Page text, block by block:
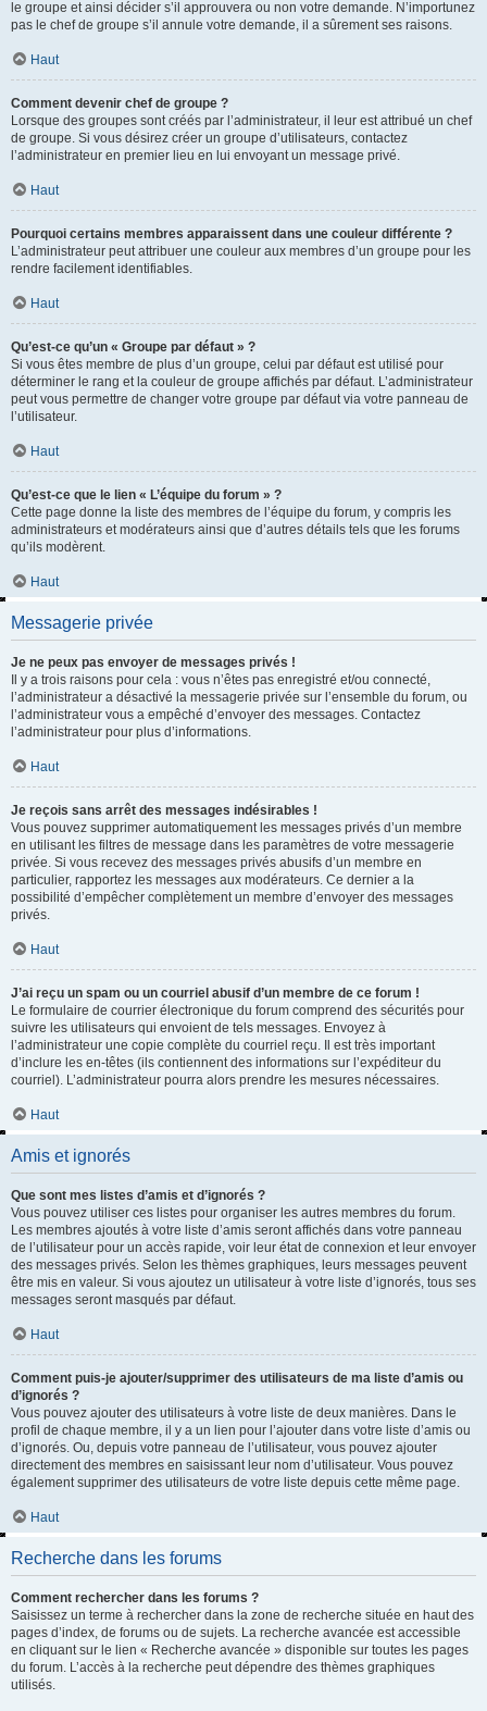
le groupe et ainsi décider s’il approuvera ou non votre demande. N’importunez
pas le chef de groupe s’il annule votre demande, il a sûrement ses raisons.
Haut
Comment devenir chef de groupe ?
Lorsque des groupes sont créés par l’administrateur, il leur est attribué un chef
de groupe. Si vous désirez créer un groupe d’utilisateurs, contactez
l’administrateur en premier lieu en lui envoyant un message privé.
Haut
Pourquoi certains membres apparaissent dans une couleur différente ?
L’administrateur peut attribuer une couleur aux membres d’un groupe pour les
rendre facilement identifiables.
Haut
Qu’est-ce qu’un « Groupe par défaut » ?
Si vous êtes membre de plus d’un groupe, celui par défaut est utilisé pour
déterminer le rang et la couleur de groupe affichés par défaut. L’administrateur
peut vous permettre de changer votre groupe par défaut via votre panneau de
l’utilisateur.
Haut
Qu’est-ce que le lien « L’équipe du forum » ?
Cette page donne la liste des membres de l’équipe du forum, y compris les
administrateurs et modérateurs ainsi que d’autres détails tels que les forums
qu’ils modèrent.
Haut
Messagerie privée
Je ne peux pas envoyer de messages privés !
Il y a trois raisons pour cela : vous n’êtes pas enregistré et/ou connecté,
l’administrateur a désactivé la messagerie privée sur l’ensemble du forum, ou
l’administrateur vous a empêché d’envoyer des messages. Contactez
l’administrateur pour plus d’informations.
Haut
Je reçois sans arrêt des messages indésirables !
Vous pouvez supprimer automatiquement les messages privés d’un membre
en utilisant les filtres de message dans les paramètres de votre messagerie
privée. Si vous recevez des messages privés abusifs d’un membre en
particulier, rapportez les messages aux modérateurs. Ce dernier a la
possibilité d’empêcher complètement un membre d’envoyer des messages
privés.
Haut
J’ai reçu un spam ou un courriel abusif d’un membre de ce forum !
Le formulaire de courrier électronique du forum comprend des sécurités pour
suivre les utilisateurs qui envoient de tels messages. Envoyez à
l’administrateur une copie complète du courriel reçu. Il est très important
d’inclure les en-têtes (ils contiennent des informations sur l’expéditeur du
courriel). L’administrateur pourra alors prendre les mesures nécessaires.
Haut
Amis et ignorés
Que sont mes listes d’amis et d’ignorés ?
Vous pouvez utiliser ces listes pour organiser les autres membres du forum.
Les membres ajoutés à votre liste d’amis seront affichés dans votre panneau
de l’utilisateur pour un accès rapide, voir leur état de connexion et leur envoyer
des messages privés. Selon les thèmes graphiques, leurs messages peuvent
être mis en valeur. Si vous ajoutez un utilisateur à votre liste d’ignorés, tous ses
messages seront masqués par défaut.
Haut
Comment puis-je ajouter/supprimer des utilisateurs de ma liste d’amis ou
d’ignorés ?
Vous pouvez ajouter des utilisateurs à votre liste de deux manières. Dans le
profil de chaque membre, il y a un lien pour l’ajouter dans votre liste d’amis ou
d’ignorés. Ou, depuis votre panneau de l’utilisateur, vous pouvez ajouter
directement des membres en saisissant leur nom d’utilisateur. Vous pouvez
également supprimer des utilisateurs de votre liste depuis cette même page.
Haut
Recherche dans les forums
Comment rechercher dans les forums ?
Saisissez un terme à rechercher dans la zone de recherche située en haut des
pages d’index, de forums ou de sujets. La recherche avancée est accessible
en cliquant sur le lien « Recherche avancée » disponible sur toutes les pages
du forum. L’accès à la recherche peut dépendre des thèmes graphiques
utilisés.